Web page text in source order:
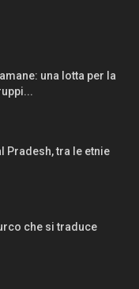
una lotta per la
Pradesh, tra le etnie
che si traduce